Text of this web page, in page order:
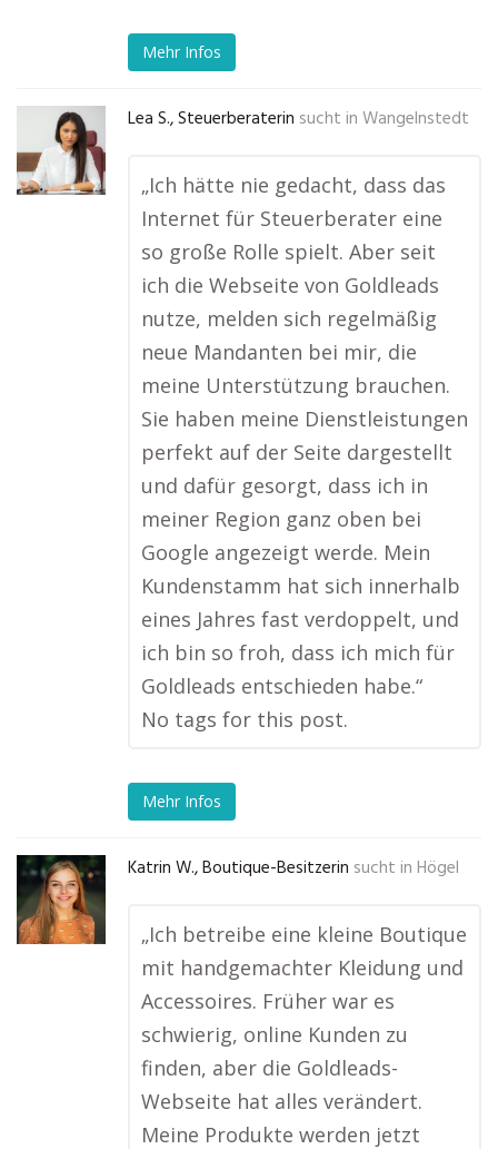
Mehr Infos
Lea S., Steuerberaterin sucht in Wangelnstedt
„Ich hätte nie gedacht, dass das
Internet für Steuerberater eine
so große Rolle spielt. Aber seit
ich die Webseite von Goldleads
nutze, melden sich regelmäßig
neue Mandanten bei mir, die
meine Unterstützung brauchen.
Sie haben meine Dienstleistungen
perfekt auf der Seite dargestellt
und dafür gesorgt, dass ich in
meiner Region ganz oben bei
Google angezeigt werde. Mein
Kundenstamm hat sich innerhalb
eines Jahres fast verdoppelt, und
ich bin so froh, dass ich mich für
Goldleads entschieden habe.“
No tags for this post.
Mehr Infos
Katrin W., Boutique-Besitzerin sucht in Högel
„Ich betreibe eine kleine Boutique
mit handgemachter Kleidung und
Accessoires. Früher war es
schwierig, online Kunden zu
finden, aber die Goldleads-
Webseite hat alles verändert.
Meine Produkte werden jetzt